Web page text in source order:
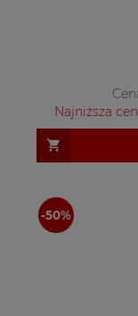
Najniższa